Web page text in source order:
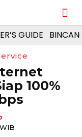
GUIDE
100%